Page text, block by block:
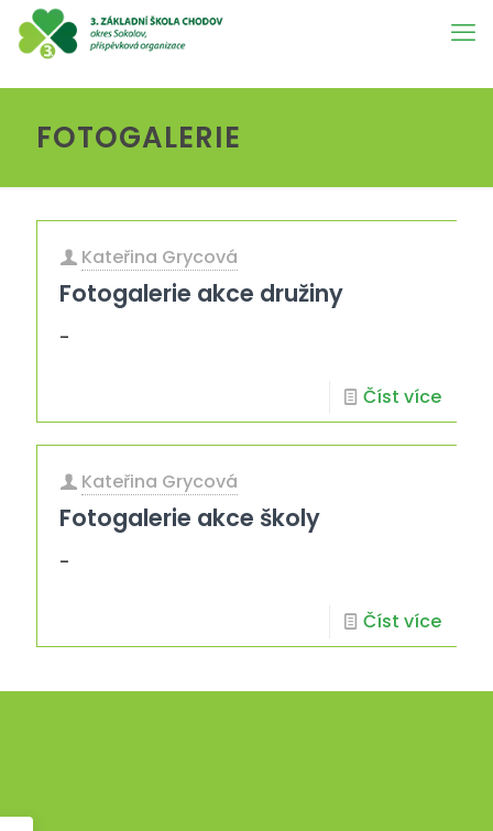
FOTOGALERIE
Kateřina Grycová
Fotogalerie akce družiny
-
Číst více
Kateřina Grycová
Fotogalerie akce školy
-
Číst více